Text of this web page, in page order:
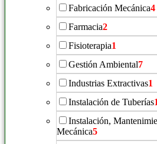
Fabricación Mecánica4
Farmacia2
Fisioterapia1
Gestión Ambiental7
Industrias Extractivas1
Instalación de Tuberías1
Instalación,
Mecánica5